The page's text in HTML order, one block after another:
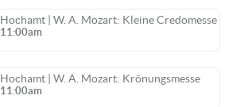
Hochamt | W. A. Mozart: Kleine Credomesse
11:00am
Hochamt | W. A. Mozart: Krönungsmesse
11:00am